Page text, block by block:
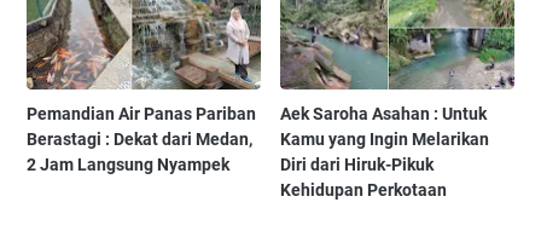
Pemandian Air Panas Pariban
Berastagi : Dekat dari Medan,
2 Jam Langsung Nyampek
Aek Saroha Asahan : Untuk
Kamu yang Ingin Melarikan
Diri dari Hiruk-Pikuk
Kehidupan Perkotaan